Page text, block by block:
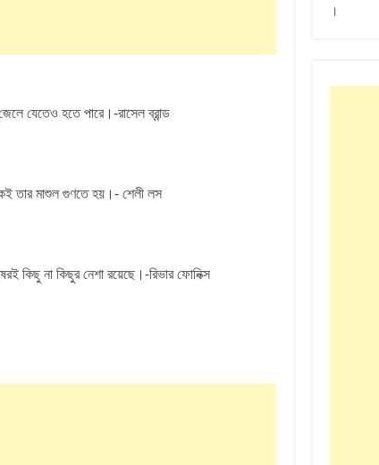
যেতেও হতে পারে।-রাসেল ব্রান্ড
তার মাশুল গুণতে হয়।- শেলী লস
কিছু না কিছুর নেশা রয়েছে।-রিভার ফোনিক্স
।